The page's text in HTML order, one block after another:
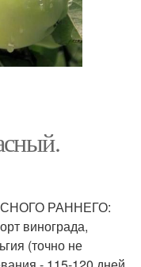
РАННЕГО:
винограда,
(точно не